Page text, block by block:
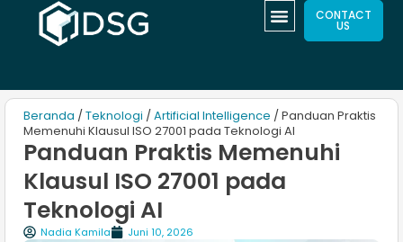
CONTACT
US
Beranda / Teknologi / Artificial Intelligence / Panduan Praktis
Memenuhi Klausul ISO 27001 pada Teknologi AI
Panduan Praktis Memenuhi
Klausul ISO 27001 pada
Teknologi AI
Nadia Kamila Juni 10, 2026